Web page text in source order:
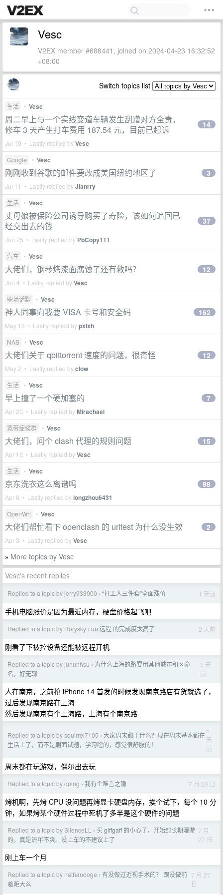
Vesc
V2EX member #686441, joined on 2024-04-23 16:32:52
+08:00
Switch topics list
生活 • Vesc
周二早上与一个实线变道车辆发生刮蹭对方全责，
修车 3 天产生打车费用 187.54 元，目前已起诉
Jul 19 • Lastly replied byVesc
14
Google • Vesc
刚刚收到谷歌的邮件要改成美国纽约地区了
Jul 11 • Lastly replied byJianrry
3
生活 • Vesc
丈母娘被保险公司诱导购买了寿险，该如何追回已
经交出去的钱
Jun 25 • Lastly replied by PbCopy111
37
汽车 • Vesc
大佬们，钢琴烤漆面腐蚀了还有救吗？
Jun 4 • Lastly replied byVesc
12
职场话题 • Vesc
神人同事向我要 VISA 卡号和安全码
May 15 • Lastly replied bypxlxh
162
NAS • Vesc
大佬们关于 qbittorrent 速度的问题，很奇怪
May 2 • Lastly replied byclow
12
生活 • Vesc
早上撞了一个硬加塞的
Apr 20 • Lastly replied byMirachael
7
宽带症候群 • Vesc
大佬们，问个 clash 代理的规则问题
Apr 16 • Lastly replied byVesc
15
生活 • Vesc
京东洗衣这么离谱吗
Apr 8 • Lastly replied bylongzhou6431
98
OpenWrt • Vesc
大佬们帮忙看下 openclash 的 urltest 为什么没生效
Apr 3 • Lastly replied byVesc
2
» More topics by Vesc
Vesc's recent replies
Replied to a topic by jerry933900 › “打工人三件套”全面涨价 1 天前
手机电脑涨价是因为最近内存，硬盘价格起飞吧
Replied to a topic by Rorysky › uu 远程 的完成度太高了 2 天前
刚看了下被控设备还能被远程开机
Replied to a topic by jununhsu › 为什么上海的路要用其他城市和区命
名，好无聊
3 天
前
人在南京，之前抢 iPhone 14 首发的时候发现南京路店有货就选了，
过后发现南京路在上海
然后发现南京有个上海路，上海有个南京路
Replied to a topic by squirrel7105 › 大家周末都干什么？现在周末基本都在
生活上了，而不是刷面试题，学习啥的，感觉很舒服的！
5
天
前
周末都在玩游戏，偶尔出去玩
Replied to a topic by qping › 我有个难言之隐 7 月 29 日
烤机啊，先烤 CPU 没问题再烤显卡硬盘内存，挨个试下，每个 10 分
钟，如果烤某个硬件过程中死机了多半是这个硬件的问题
Replied to a topic by SilenceLL › 买 giffgaff 的小心了，开始封长期漫游
的，真是流年不爽。没上车的不建议上了
7 月
27 日
刚上车一个月
Replied to a topic by nathandoge › 有没做过近视手术的？ 跟没做前
差距大么
7 月 27
日